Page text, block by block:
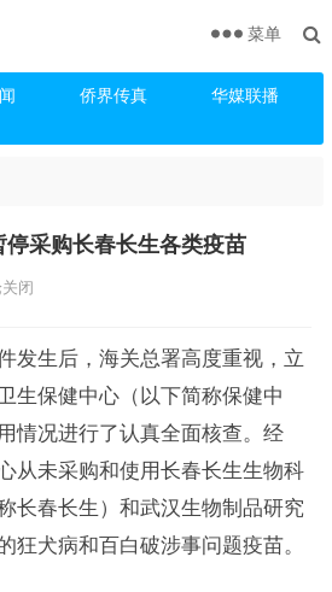
侨界传真
华媒联播
菜单
采购长春长生各类疫苗
闭
发生后，海关总署高度重视，立
生保健中心（以下简称保健中
情况进行了认真全面核查。经
从未采购和使用长春长生生物科
长春长生）和武汉生物制品研究
狂犬病和百白破涉事问题疫苗。